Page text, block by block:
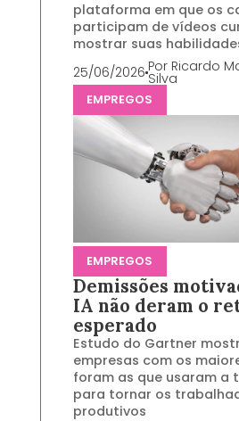
plataforma em que os
participam de vídeos
mostrar suas
25/06/2026 Por Ricardo
Silva
EMPREGOS
EMPREGOS
Demissões
IA não deram o
esperado
Estudo do Gartner
empresas com os
foram as que usaram a
para tornar os
produtivos